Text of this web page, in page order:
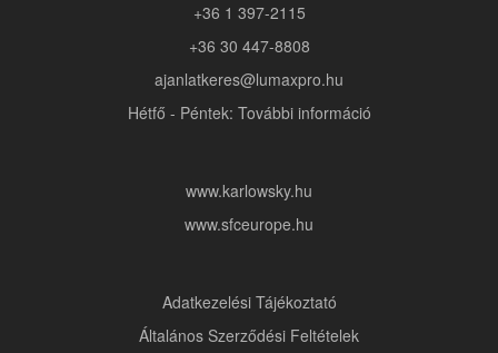
+36 1 397-2115
+36 30 447-8808
ajanlatkeres@lumaxpro.hu
Hétfő - Péntek: További információ
www.karlowsky.hu
www.sfceurope.hu
Adatkezelési Tájékoztató
Általános Szerződési Feltételek